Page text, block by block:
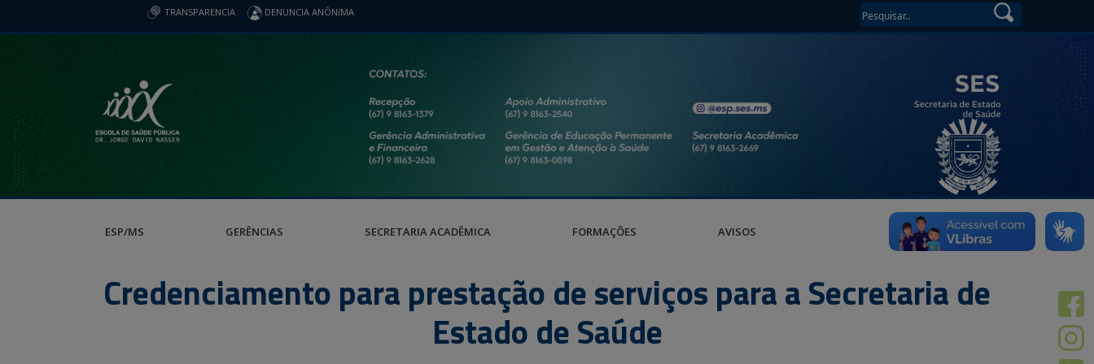
TRANSPARENCIA DENUNCIA ANÔNIMA
ESP/MS GERÊNCIAS SECRETARIA ACADÊMICA FORMAÇÕES AVISOS
Credenciamento para prestação de serviços para a Secretaria de
Estado de Saúde